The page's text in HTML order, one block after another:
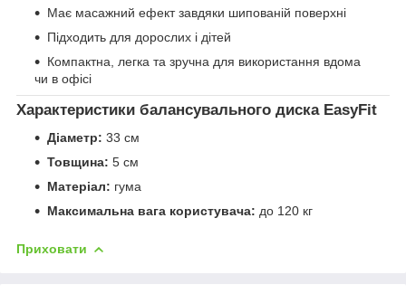
Має масажний ефект завдяки шипованій поверхні
Підходить для дорослих і дітей
Компактна, легка та зручна для використання вдома
чи в офісі
Характеристики балансувального диска EasyFit
Діаметр: 33 см
Товщина: 5 см
Матеріал: гума
Максимальна вага користувача: до 120 кг
Приховати